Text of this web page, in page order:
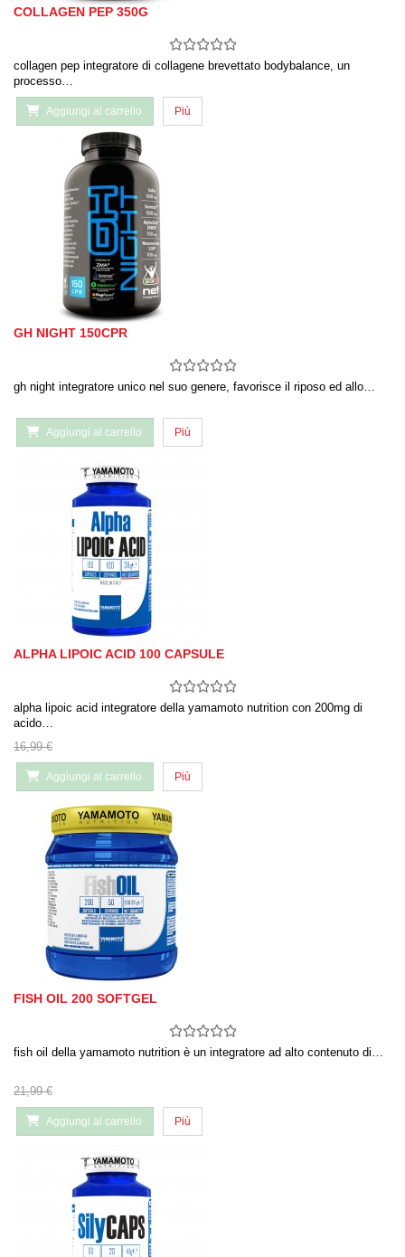
COLLAGEN PEP 350G
collagen pep integratore di collagene brevettato bodybalance, un
processo…
Aggiungi al carrello Più
GH NIGHT 150CPR
gh night integratore unico nel suo genere, favorisce il riposo ed allo…
Aggiungi al carrello Più
ALPHA LIPOIC ACID 100 CAPSULE
alpha lipoic acid integratore della yamamoto nutrition con 200mg di
acido…
16,99 €
Aggiungi al carrello Più
FISH OIL 200 SOFTGEL
fish oil della yamamoto nutrition è un integratore ad alto contenuto di…
21,99 €
Aggiungi al carrello Più